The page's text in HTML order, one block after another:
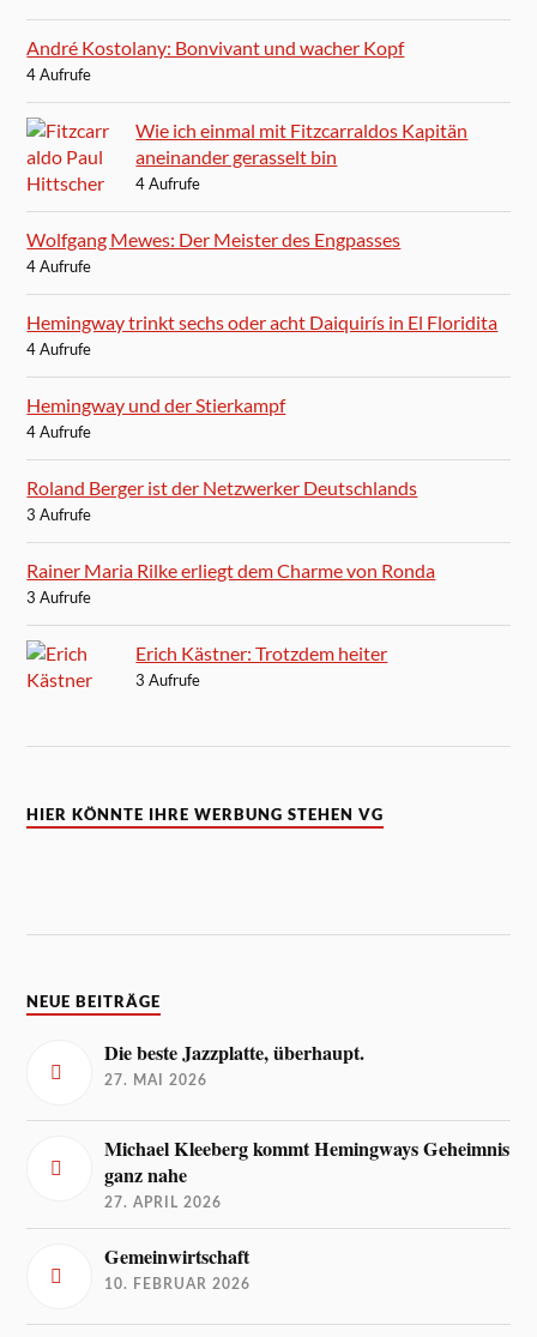
André Kostolany: Bonvivant und wacher Kopf
4 Aufrufe
Wie ich einmal mit Fitzcarraldos Kapitän
aneinander gerasselt bin
4 Aufrufe
Wolfgang Mewes: Der Meister des Engpasses
4 Aufrufe
Hemingway trinkt sechs oder acht Daiquirís in El Floridita
4 Aufrufe
Hemingway und der Stierkampf
4 Aufrufe
Roland Berger ist der Netzwerker Deutschlands
3 Aufrufe
Rainer Maria Rilke erliegt dem Charme von Ronda
3 Aufrufe
Erich Kästner: Trotzdem heiter
3 Aufrufe
HIER KÖNNTE IHRE WERBUNG STEHEN VG
NEUE BEITRÄGE
Die beste Jazzplatte, überhaupt.
27. MAI 2026
Michael Kleeberg kommt Hemingways Geheimnis
ganz nahe
27. APRIL 2026
Gemeinwirtschaft
10. FEBRUAR 2026